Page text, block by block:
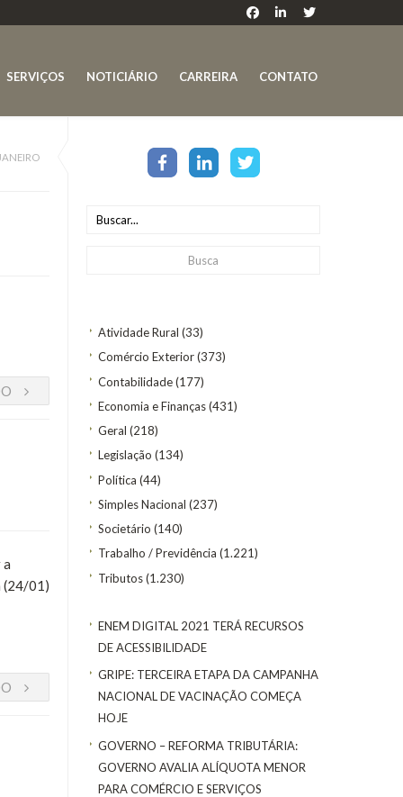
SERVIÇOS NOTICIÁRIO CARREIRA CONTATO
Atividade Rural (33)
Comércio Exterior(373)
Contabilidade(177)
Economia e Finanças(431)
Geral (218)
Legislação (134)
Política (44)
Simples Nacional (237)
Societário (140)
Trabalho / Previdência (1.221)
Tributos(1.230)
ENEM DIGITAL 2021 TERÁ RECURSOS
DE ACESSIBILIDADE
GRIPE: TERCEIRA ETAPA DA CAMPANHA
NACIONAL DE VACINAÇÃO COMEÇA
HOJE
GOVERNO – REFORMA TRIBUTÁRIA:
GOVERNO AVALIA ALÍQUOTA MENOR
PARA COMÉRCIO E SERVIÇOS
JANEIRO
(24/01)